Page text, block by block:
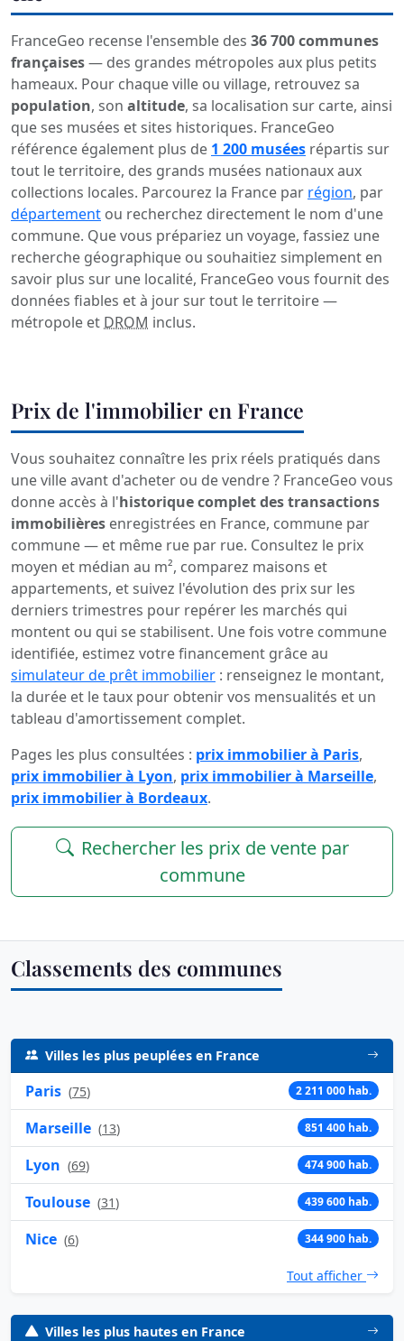
FranceGeo recense l'ensemble des 36 700 communes
françaises— des grandes métropoles aux plus petits
hameaux. Pour chaque ville ou village, retrouvez sa
population, son altitude, sa localisation sur carte, ainsi
que ses musées et sites historiques. FranceGeo
référence également plus de 1 200 musées répartis sur
tout le territoire, des grands musées nationaux aux
collections locales. Parcourez la France par région, par
département ou recherchez directement le nom d'une
commune. Que vous prépariez un voyage, fassiez une
recherche géographique ou souhaitiez simplement en
savoir plus sur une localité, FranceGeo vous fournit des
données fiables et à jour sur tout le territoire —
métropole et DROM inclus.
Prix de l'immobilier en France
Vous souhaitez connaître les prix réels pratiqués dans
une ville avant d'acheter ou de vendre ? FranceGeo vous
donne accès à l'historique complet des transactions
immobilières enregistrées en France, commune par
commune — et même rue par rue. Consultez le prix
moyen et médian au m², comparez maisons et
appartements, et suivez l'évolution des prix sur les
derniers trimestres pour repérer les marchés qui
montent ou qui se stabilisent. Une fois votre commune
identifiée, estimez votre financement grâce au
simulateur de prêt immobilier : renseignez le montant,
la durée et le taux pour obtenir vos mensualités et un
tableau d'amortissement complet.
Pages les plus consultées : prix immobilier à Paris,
prix immobilier à Lyon, prix immobilier à Marseille,
prix immobilier à Bordeaux.
Rechercher les prix de vente par
commune
Classements des communes
Villes les plus peuplées en France
Paris (75) 2 211 000 hab.
Marseille (13) 851 400 hab.
Lyon (69) 474 900 hab.
Toulouse (31) 439 600 hab.
Nice (6) 344 900 hab.
Tout afficher
Villes les plus hautes en France